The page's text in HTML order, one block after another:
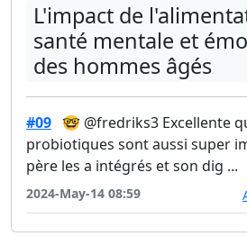
L'impact de
santé mentale et
des hommes âgés
#09 🤓 @fredriks3 Excellente
probiotiques sont aussi super
père les a intégrés et son dig ...
2024-May-14 08:59